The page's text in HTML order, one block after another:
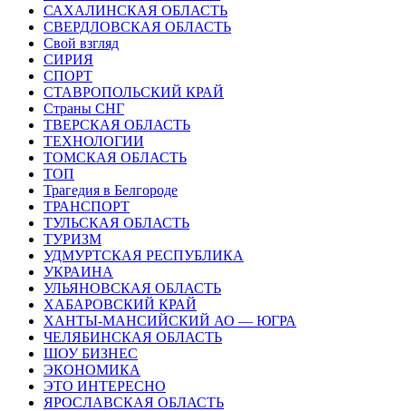
САХАЛИНСКАЯ ОБЛАСТЬ
СВЕРДЛОВСКАЯ ОБЛАСТЬ
Свой взгляд
СИРИЯ
СПОРТ
СТАВРОПОЛЬСКИЙ КРАЙ
Страны СНГ
ТВЕРСКАЯ ОБЛАСТЬ
ТЕХНОЛОГИИ
ТОМСКАЯ ОБЛАСТЬ
ТОП
Трагедия в Белгороде
ТРАНСПОРТ
ТУЛЬСКАЯ ОБЛАСТЬ
ТУРИЗМ
УДМУРТСКАЯ РЕСПУБЛИКА
УКРАИНА
УЛЬЯНОВСКАЯ ОБЛАСТЬ
ХАБАРОВСКИЙ КРАЙ
ХАНТЫ-МАНСИЙСКИЙ АО — ЮГРА
ЧЕЛЯБИНСКАЯ ОБЛАСТЬ
ШОУ БИЗНЕС
ЭКОНОМИКА
ЭТО ИНТЕРЕСНО
ЯРОСЛАВСКАЯ ОБЛАСТЬ